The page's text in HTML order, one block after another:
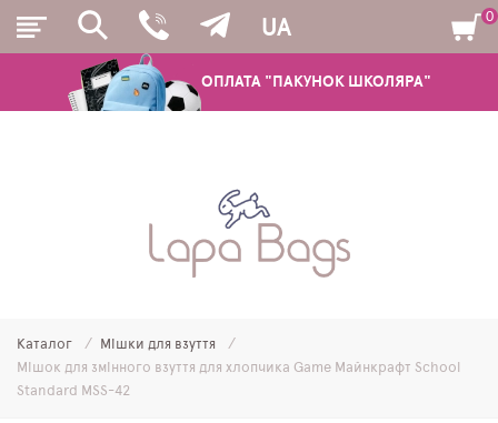
ОПЛАТА "ПАКУНОК ШКОЛЯРА"
UA
ШКІЛЬНІ РЮКЗАКИ ТА РАНЦІ
МОЛОДІЖНІ РЮКЗАКИ
0
Каталог
Мішки для взуття
Мішок для змінного взуття для хлопчика Game Майнкрафт School
Standard MSS-42